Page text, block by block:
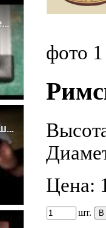
фото
Цена:
шт.